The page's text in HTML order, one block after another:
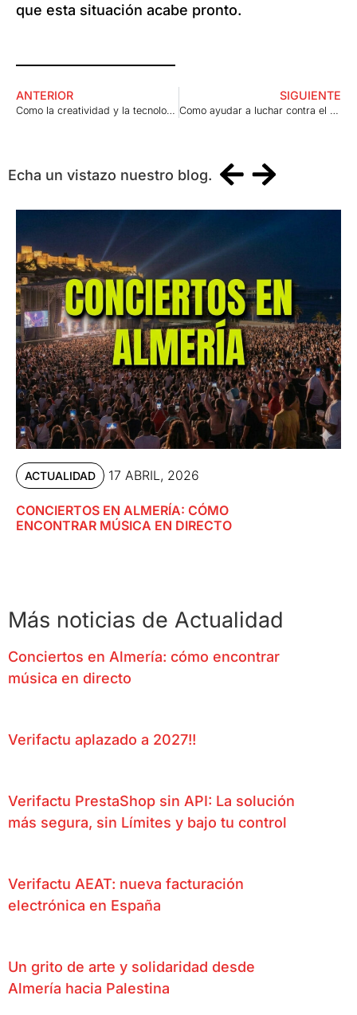
que esta situación acabe pronto.
ANTERIOR
Como la creatividad y la tecnología sirvieron para luchar contra el Coronavirus
SIGUIENTE
Como ayudar a luchar contra el Coronavirus COVID19 y otras enfermedades
Echa un vistazo nuestro blog.
ACTUALIDAD 17 ABRIL, 2026
CONCIERTOS EN ALMERÍA: CÓMO
ENCONTRAR MÚSICA EN DIRECTO
Más noticias de Actualidad
Conciertos en Almería: cómo encontrar
música en directo
Verifactu aplazado a 2027!!
Verifactu PrestaShop sin API: La solución
más segura, sin Límites y bajo tu control
Verifactu AEAT: nueva facturación
electrónica en España
Un grito de arte y solidaridad desde
Almería hacia Palestina